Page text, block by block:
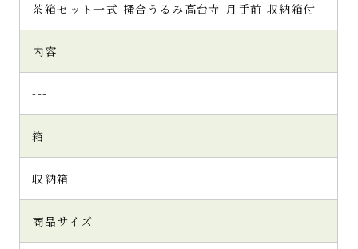
茶箱セット一式 掻合うるみ高台寺 月手前 収納箱付
内容
---
箱
収納箱
商品サイズ